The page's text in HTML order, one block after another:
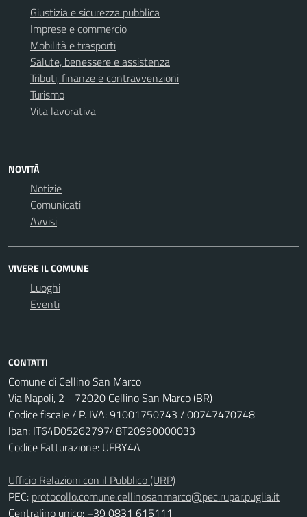
Giustizia e sicurezza pubblica
Imprese e commercio
Mobilità e trasporti
Salute, benessere e assistenza
Tributi, finanze e contravvenzioni
Turismo
Vita lavorativa
NOVITÀ
Notizie
Comunicati
Avvisi
VIVERE IL COMUNE
Luoghi
Eventi
CONTATTI
Comune di Cellino San Marco
Via Napoli, 2 - 72020 Cellino San Marco (BR)
Codice fiscale / P. IVA: 91001750743 / 00747470748
Iban: IT64D0526279748T20990000033
Codice Fatturazione: UFBY4A
Ufficio Relazioni con il Pubblico (URP)
PEC: protocollo.comune.cellinosanmarco@pec.rupar.puglia.it
Centralino unico: +39 0831 615111